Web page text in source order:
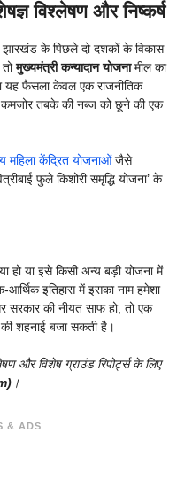
विश्लेषण और निष्कर्ष
के पिछले दो दशकों के विकास
तोमुख्यमंत्री कन्यादान योजनामील का
यह फैसला केवल एक राजनीतिक
कमजोर तबके की नब्ज को छूने की एक
महिला केंद्रित योजनाओंजैसे
फुले किशोरी समृद्धि योजना’ के
या इसे किसी अन्य बड़ी योजना में
आर्थिक इतिहास में इसका नाम हमेशा
सरकार की नीयत साफ हो, तो एक
की शहनाई बजा सकती है।
और विशेष ग्राउंड रिपोर्ट्स के लिए
।
& ADS